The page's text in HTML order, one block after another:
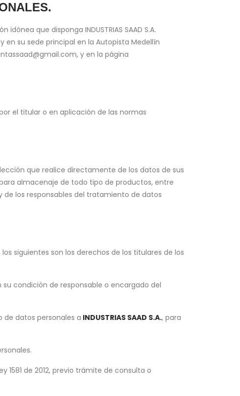
que disponga INDUSTRIAS SAAD S.A.
su sede principal en la Autopista Medellín
y en la página
el titular o en aplicación de las normas
que realice directamente de los datos de sus
almacenaje de todo tipo de productos, entre
los responsables del tratamiento de datos
siguientes son los derechos de los titulares de los
su condición de responsable o encargado del
datos personales a INDUSTRIAS SAAD S.A., para
de 2012, previo trámite de consulta o